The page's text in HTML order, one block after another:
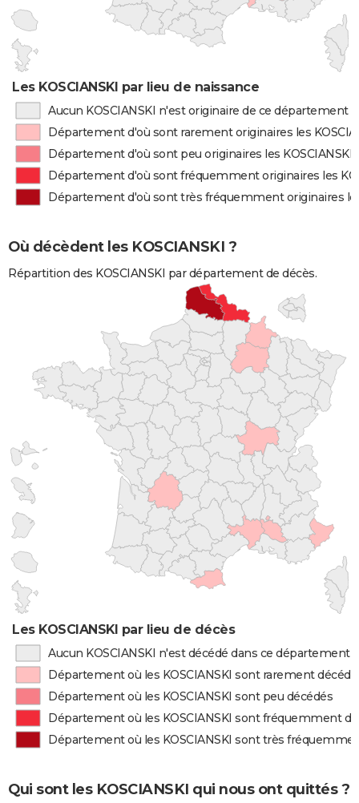
Les KOSCIANSKI par lieu de naissance
Aucun KOSCIANSKI n'est originaire de ce département
Département d'où sont rarement originaires les
Département d'où sont peu originaires les KOSCIANSKI
Département d'où sont fréquemment originaires les
Département d'où sont très fréquemment originaires
Où décèdent les KOSCIANSKI ?
Répartition des KOSCIANSKI par département de décès.
Les KOSCIANSKI par lieu de décès
Aucun KOSCIANSKI n'est décédé dans ce département
Département où les KOSCIANSKI sont rarement
Département où les KOSCIANSKI sont peu décédés
Département où les KOSCIANSKI sont fréquemment
Département où les KOSCIANSKI sont très
Qui sont les KOSCIANSKI qui nous ont quittés ?